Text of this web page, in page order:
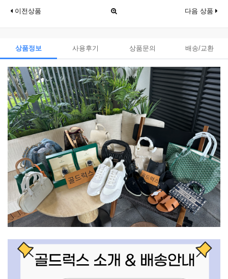
이전상품 다음 상품
상품정보 사용후기 상품문의 배송/교환